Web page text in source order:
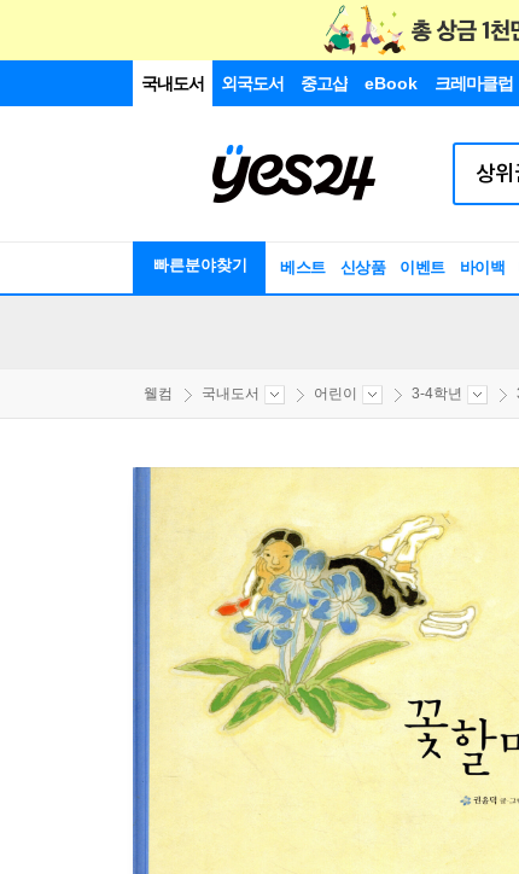
국내도서 외국도서 중고샵 eBook 크레마클럽
빠른분야찾기 베스트 신상품 이벤트 바이백
웰컴 국내도서 어린이 3-4학년